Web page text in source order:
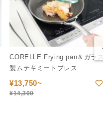
CORELLE Frying pan＆ガラス
製ムテキミートプレス
¥13,750~
¥14,300